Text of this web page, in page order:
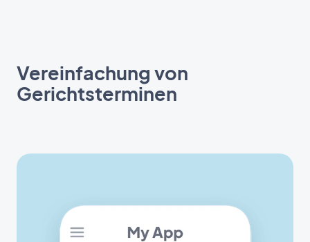
Vereinfachung von
Gerichtsterminen